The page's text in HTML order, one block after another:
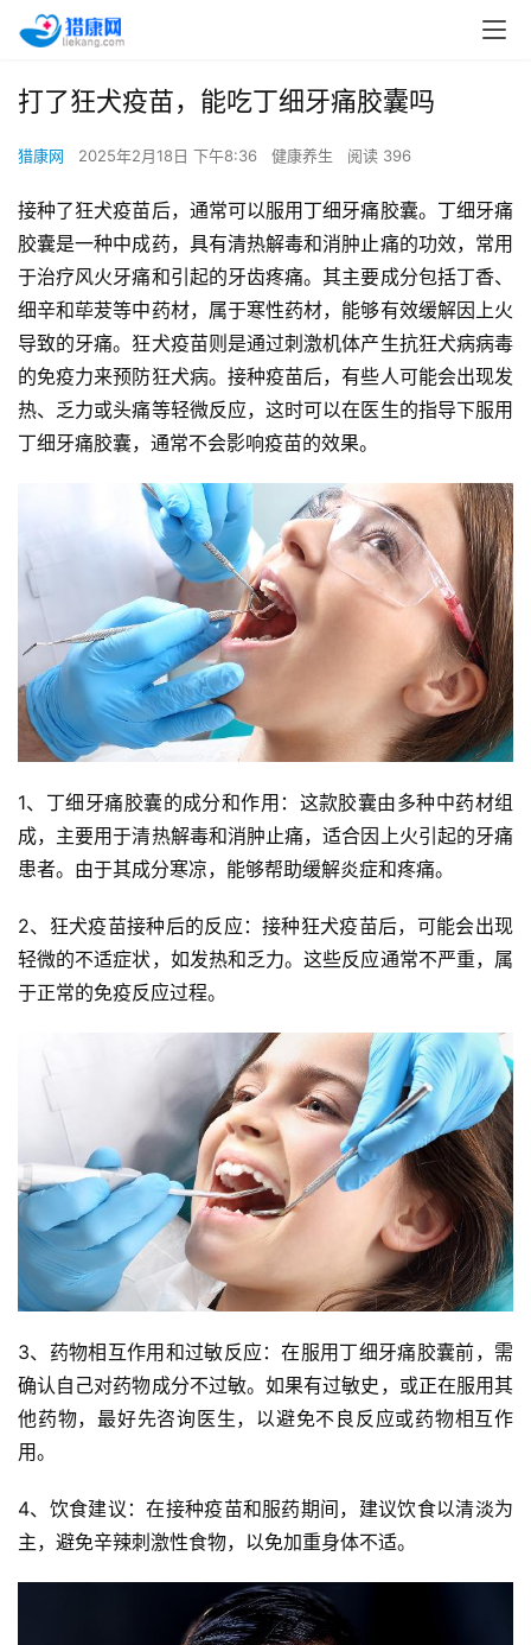
打了狂犬疫苗，能吃丁细牙痛胶囊吗
猎康网 2025年2月18日 下午8:36 健康养生 阅读 396
接种了狂犬疫苗后，通常可以服用丁细牙痛胶囊。丁细牙痛
胶囊是一种中成药，具有清热解毒和消肿止痛的功效，常用
于治疗风火牙痛和引起的牙齿疼痛。其主要成分包括丁香、
细辛和荜茇等中药材，属于寒性药材，能够有效缓解因上火
导致的牙痛。狂犬疫苗则是通过刺激机体产生抗狂犬病病毒
的免疫力来预防狂犬病。接种疫苗后，有些人可能会出现发
热、乏力或头痛等轻微反应，这时可以在医生的指导下服用
丁细牙痛胶囊，通常不会影响疫苗的效果。
1、丁细牙痛胶囊的成分和作用：这款胶囊由多种中药材组
成，主要用于清热解毒和消肿止痛，适合因上火引起的牙痛
患者。由于其成分寒凉，能够帮助缓解炎症和疼痛。
2、狂犬疫苗接种后的反应：接种狂犬疫苗后，可能会出现
轻微的不适症状，如发热和乏力。这些反应通常不严重，属
于正常的免疫反应过程。
3、药物相互作用和过敏反应：在服用丁细牙痛胶囊前，需
确认自己对药物成分不过敏。如果有过敏史，或正在服用其
他药物，最好先咨询医生，以避免不良反应或药物相互作
用。
4、饮食建议：在接种疫苗和服药期间，建议饮食以清淡为
主，避免辛辣刺激性食物，以免加重身体不适。